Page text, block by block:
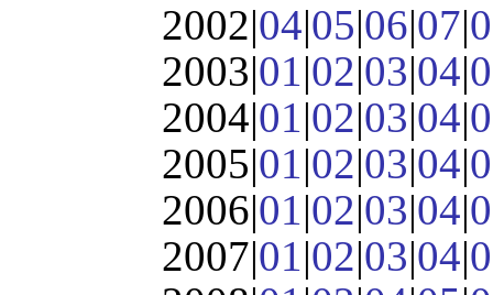
2002|04|05|06|07|
2003|01|02|03|04|
2004|01|02|03|04|
2005|01|02|03|04|
2006|01|02|03|04|
2007|01|02|03|04|